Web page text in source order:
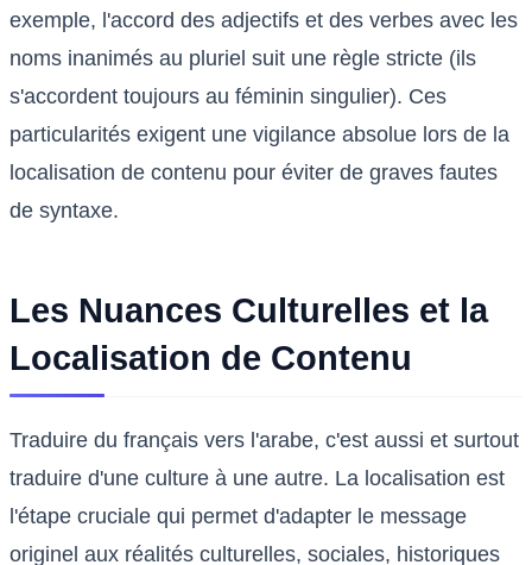
exemple, l'accord des adjectifs et des verbes avec les
noms inanimés au pluriel suit une règle stricte (ils
s'accordent toujours au féminin singulier). Ces
particularités exigent une vigilance absolue lors de la
localisation de contenu pour éviter de graves fautes
de syntaxe.
Les Nuances Culturelles et la
Localisation de Contenu
Traduire du français vers l'arabe, c'est aussi et surtout
traduire d'une culture à une autre. La localisation est
l'étape cruciale qui permet d'adapter le message
originel aux réalités culturelles, sociales, historiques